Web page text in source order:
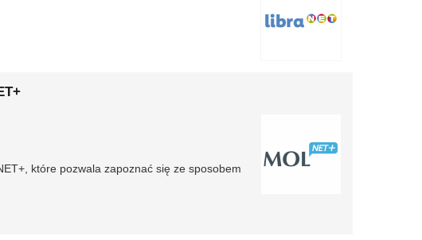
które pozwala zapoznać się ze sposobem